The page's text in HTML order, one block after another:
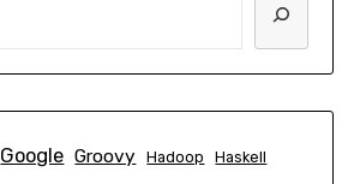
Google Groovy Hadoop Haskell